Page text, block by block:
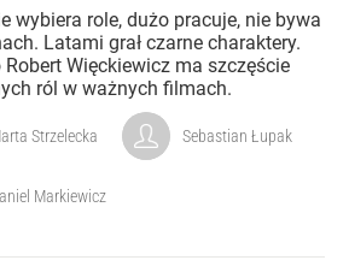
wybiera role, dużo pracuje, nie bywa
Latami grał czarne charaktery.
Robert Więckiewicz ma szczęście
ról w ważnych filmach.
Strzelecka Sebastian Łupak
Markiewicz